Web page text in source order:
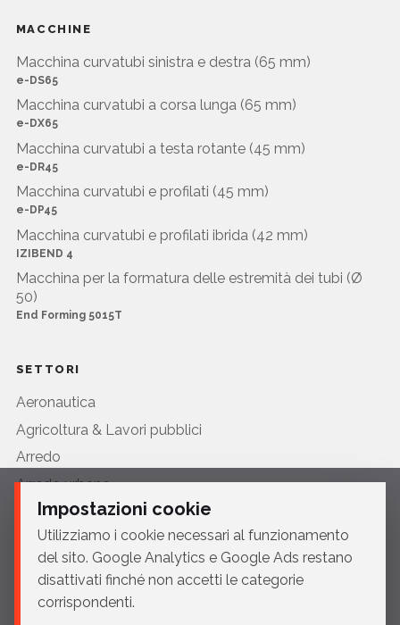
MACCHINE
Macchina curvatubi sinistra e destra (65 mm)
e-DS65
Macchina curvatubi a corsa lunga (65 mm)
e-DX65
Macchina curvatubi a testa rotante (45 mm)
e-DR45
Macchina curvatubi e profilati (45 mm)
e-DP45
Macchina curvatubi e profilati ibrida (42 mm)
IZIBEND 4
Macchina per la formatura delle estremità dei tubi (Ø
50)
End Forming 5015T
SETTORI
Aeronautica
Agricoltura & Lavori pubblici
Arredo
Arredo urbano
Automotive
Ciclo
Edilizia
Impostazioni cookie
Utilizziamo i cookie necessari al funzionamento
del sito. Google Analytics e Google Ads restano
disattivati finché non accetti le categorie
corrispondenti.